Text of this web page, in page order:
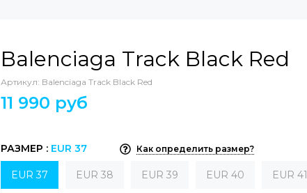
Balenciaga Track Black Red
Артикул: Balenciaga Track Black Red
11 990 руб
РАЗМЕР : EUR 37 Как определить размер?
EUR 37 EUR 38 EUR 39 EUR 40 EUR 41